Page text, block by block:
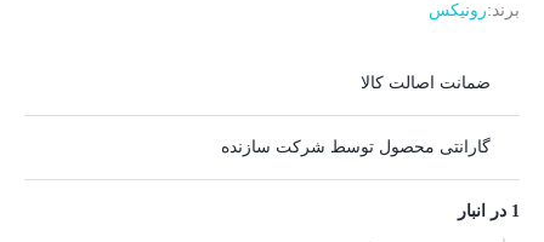
برند:رونیکس
ضمانت اصالت کالا
گارانتی محصول توسط شرکت سازنده
1 در انبار